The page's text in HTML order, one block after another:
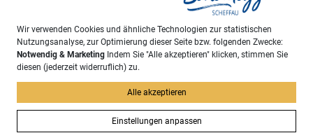
Wir verwenden Cookies und ähnliche Technologien zur statistischen
Nutzungsanalyse, zur Optimierung dieser Seite bzw. folgenden Zwecke:
Notwendig & Marketing Indem Sie "Alle akzeptieren" klicken, stimmen Sie
diesen (jederzeit widerruflich) zu.
Alle akzeptieren
Einstellungen anpassen